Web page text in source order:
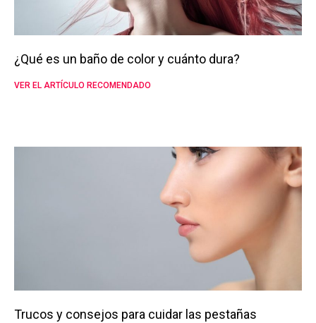
¿Qué es un baño de color y cuánto dura?
VER EL ARTÍCULO RECOMENDADO
Trucos y consejos para cuidar las pestañas